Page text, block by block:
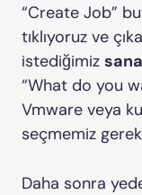
“Create Job”
tıklıyoruz ve
istediğimiz
“What do you
Vmware veya
seçmemiz
Daha sonra